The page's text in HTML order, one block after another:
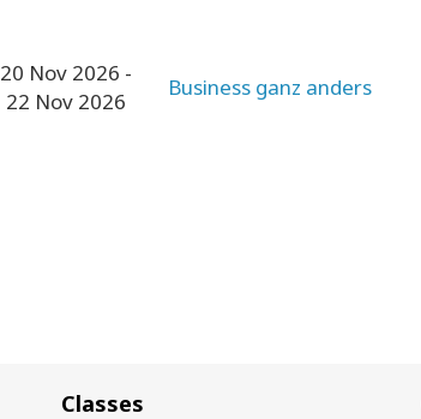
20 Nov 2026 -
22 Nov 2026
Business ganz anders
Classes